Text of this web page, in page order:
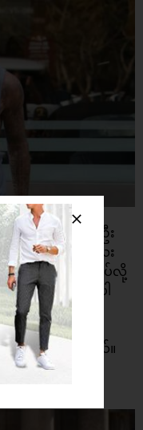
မ္ဘာတဝှမ်းလုံးကဦး
သမားတွေနဲ့ ကလေး
အလျော့အတင်းလုပ်လို့
ျှာပြားပိုကြီးပါ
ပိုကျပါတယ်။
က်ဖက်မှုရှိပြီး
င်ကိုရစေပါတယ်။